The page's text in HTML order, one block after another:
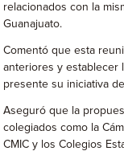
relacionados con la
Guanajuato.
Comentó que esta
anteriores y establecer
presente su iniciativa
Aseguró que la
colegiados como la
CMIC y los Colegios